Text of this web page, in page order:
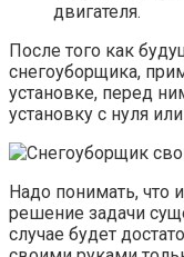
двигателя.
После того как
снегоуборщика,
установке, перед
установку с нуля
Надо понимать, что
решение задачи
случае будет